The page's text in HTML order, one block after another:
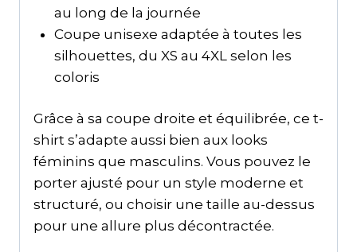
au long de la journée
Coupe unisexe adaptée à toutes les
silhouettes, du XS au 4XL selon les
coloris
Grâce à sa coupe droite et équilibrée, ce t-
shirt s’adapte aussi bien aux looks
féminins que masculins. Vous pouvez le
porter ajusté pour un style moderne et
structuré, ou choisir une taille au-dessus
pour une allure plus décontractée.